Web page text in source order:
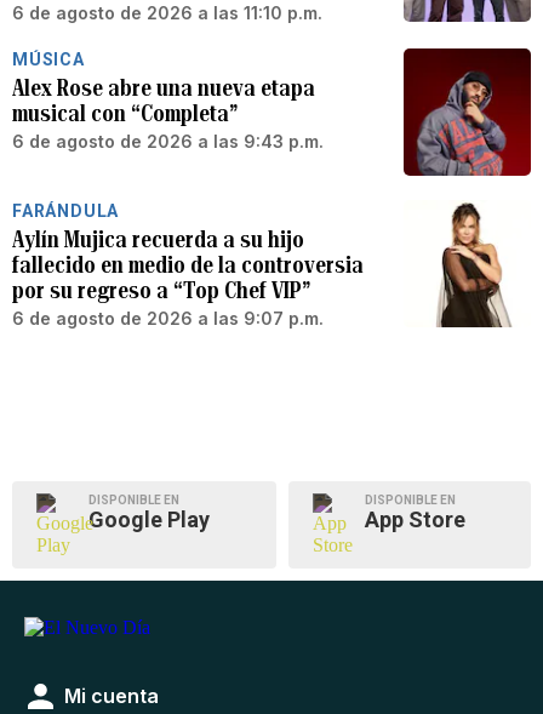
6 de agosto de 2026 a las 11:10 p.m.
MÚSICA
Alex Rose abre una nueva etapa
musical con “Completa”
6 de agosto de 2026 a las 9:43 p.m.
FARÁNDULA
Aylín Mujica recuerda a su hijo
fallecido en medio de la controversia
por su regreso a “Top Chef VIP”
6 de agosto de 2026 a las 9:07 p.m.
DISPONIBLE EN
Google Play
DISPONIBLE EN
App Store
Mi cuenta